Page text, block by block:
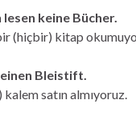
keine Bücher.
(hiçbir) kitap
Bleistift.
satın almıyoruz.